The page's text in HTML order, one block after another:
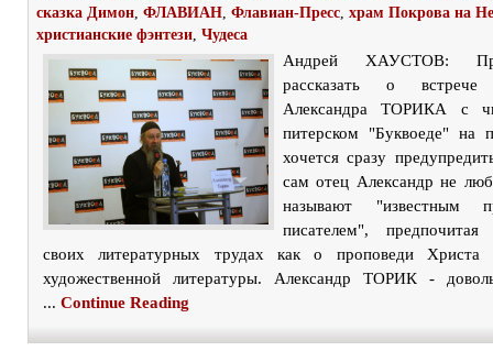
сказка Димон ФЛАВИАН Флавиан-Пресс храм Покрова на
христианские фэнтези Чудеса
Андрей ХАУСТОВ:
рассказать о встрече
Александра ТОРИКА с
питерском "Буквоеде" на
хочется сразу
сам отец Александр не
называют "известным
писателем",
своих литературных трудах как о проповеди Христа
художественной литературы. Александр ТОРИК -
... Continue Reading